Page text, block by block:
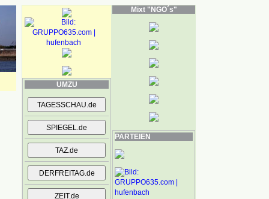
UMZU
Mixt "NGO´s"
PARTEIEN